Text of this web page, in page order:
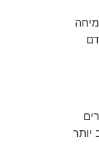
יותר